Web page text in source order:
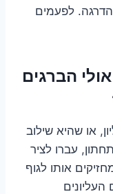
לפעמים
אולי הברגים
או שהיא שילוב
עברו לציר
אותו לגוף
העליונים